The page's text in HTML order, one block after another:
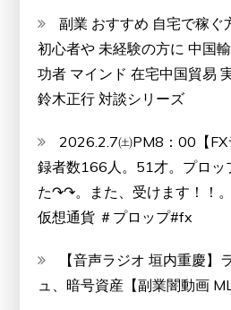
副業 おすすめ 自宅で稼ぐ
初心者や 未経験の方に 中国
功者 マインド 在宅中国貿易
鈴木正行 対談シリーズ
2026.2.7㈯PM8：00【FX
録者数166人。51才。プロッ
た↷↷。また、受けます！！
仮想通貨 ＃プロップ#fx
【音声ラジオ 垣内重慶】
ュ、暗号資産【副業闇動画